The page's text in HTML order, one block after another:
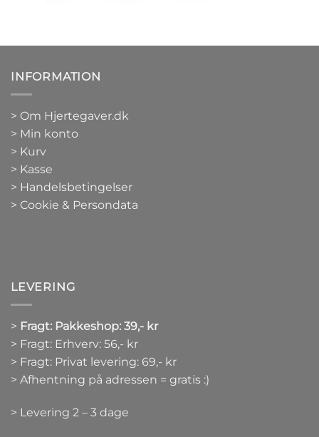
INFORMATION
> Om Hjertegaver.dk
> Min konto
> Kurv
> Kasse
> Handelsbetingelser
> Cookie & Persondata
LEVERING
> Fragt: Pakkeshop: 39,- kr
> Fragt: Erhverv: 56,- kr
> Fragt: Privat levering: 69,- kr
> Afhentning på adressen = gratis :)
> Levering 2 – 3 dage